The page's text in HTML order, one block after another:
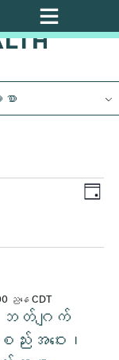
ာ
ပွဲ
နေ့
ဘတ်ဂျက်
းအဝေး၊
ညနေ CDT